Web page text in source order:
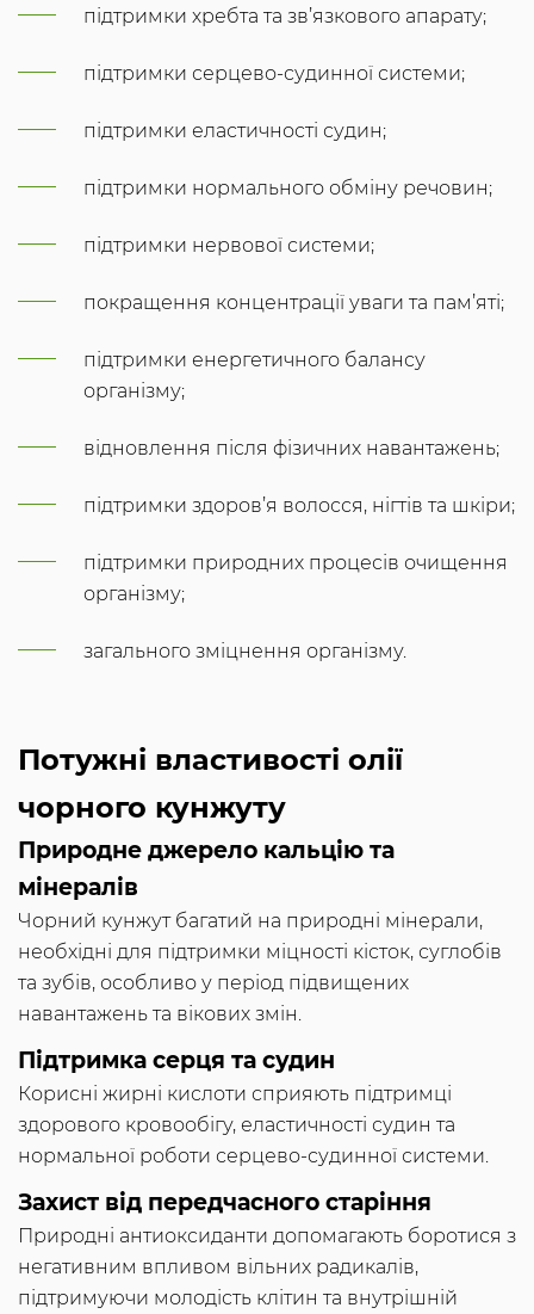
підтримки хребта та зв’язкового апарату;
підтримки серцево-судинної системи;
підтримки еластичності судин;
підтримки нормального обміну речовин;
підтримки нервової системи;
покращення концентрації уваги та пам’яті;
підтримки енергетичного балансу
організму;
відновлення після фізичних навантажень;
підтримки здоров’я волосся, нігтів та шкіри;
підтримки природних процесів очищення
організму;
загального зміцнення організму.
Потужні властивості олії
чорного кунжуту
Природне джерело кальцію та
мінералів
Чорний кунжут багатий на природні мінерали,
необхідні для підтримки міцності кісток, суглобів
та зубів, особливо у період підвищених
навантажень та вікових змін.
Підтримка серця та судин
Корисні жирні кислоти сприяють підтримці
здорового кровообігу, еластичності судин та
нормальної роботи серцево-судинної системи.
Захист від передчасного старіння
Природні антиоксиданти допомагають боротися з
негативним впливом вільних радикалів,
підтримуючи молодість клітин та внутрішній